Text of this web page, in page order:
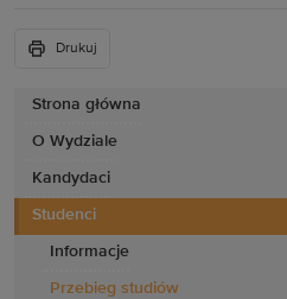
Strona główna
O Wydziale
Kandydaci
Studenci
Informacje
Przebieg studiów
Drukuj